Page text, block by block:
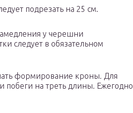
подрезать на 25 см.
у черешни
следует в обязательном
формирование кроны. Для
побеги на треть длины. Ежегодно